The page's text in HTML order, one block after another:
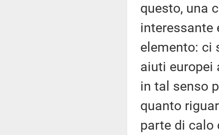
questo, una
interessante
elemento: ci
aiuti europei
in tal senso
quanto
parte di calo